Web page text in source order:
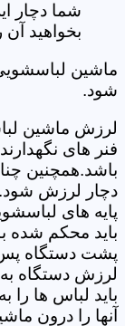
شما دچار
بخواهید
ماشین
شود.
لرزش ماشین
فنر های
باشد.همچنین
دچار لرزش
پایه های
باید محکم شده
پشت دستگاه پس
لرزش دستگاه
باید لباس ها را
آنها را درون